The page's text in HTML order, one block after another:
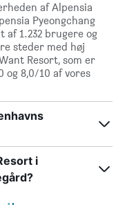
af Alpensia
Pyeongchang
af 1.232 brugere og
steder med høj
Resort, som er
og 8,0/10 af vores
i